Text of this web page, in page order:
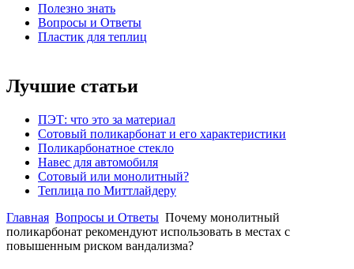
Полезно знать
Вопросы и Ответы
Пластик для теплиц
Лучшие статьи
ПЭТ: что это за материал
Сотовый поликарбонат и его характеристики
Поликарбонатное стекло
Навес для автомобиля
Сотовый или монолитный?
Теплица по Миттлайдеру
Главная Вопросы и Ответы Почему монолитный
поликарбонат рекомендуют использовать в местах с
повышенным риском вандализма?